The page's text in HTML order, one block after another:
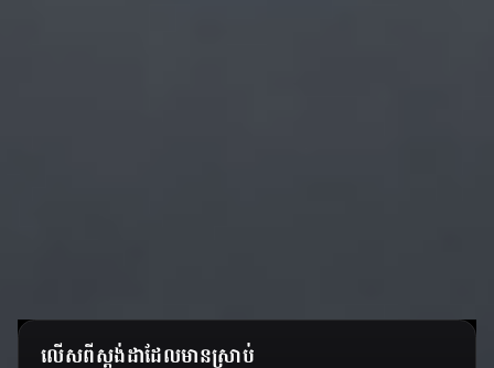
លើសពីស្តង់ដាដែលមានស្រាប់